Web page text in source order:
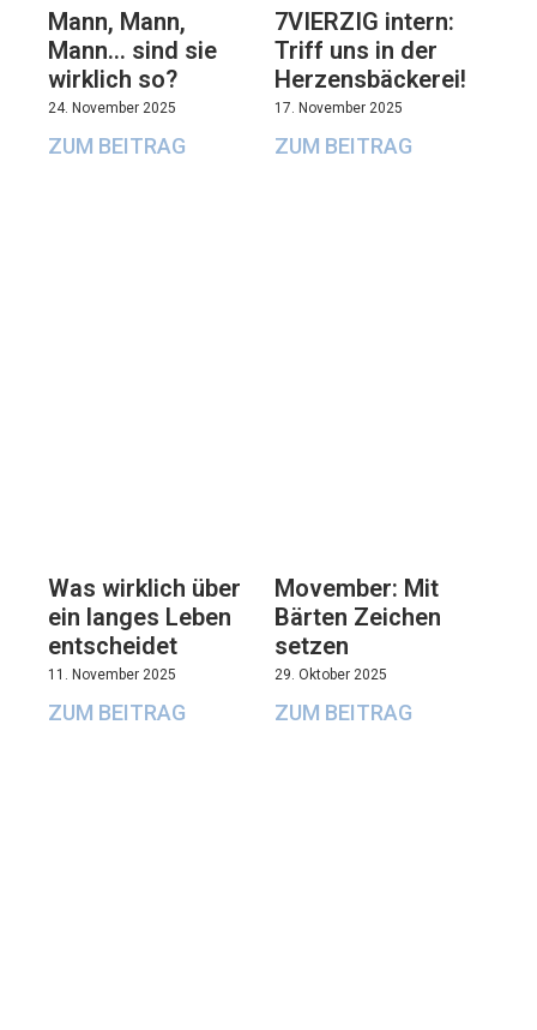
Mann, Mann,
Mann… sind sie
wirklich so?
24. November 2025
ZUM BEITRAG
7VIERZIG intern:
Triff uns in der
Herzensbäckerei!
17. November 2025
ZUM BEITRAG
Was wirklich über
ein langes Leben
entscheidet
11. November 2025
ZUM BEITRAG
Movember: Mit
Bärten Zeichen
setzen
29. Oktober 2025
ZUM BEITRAG